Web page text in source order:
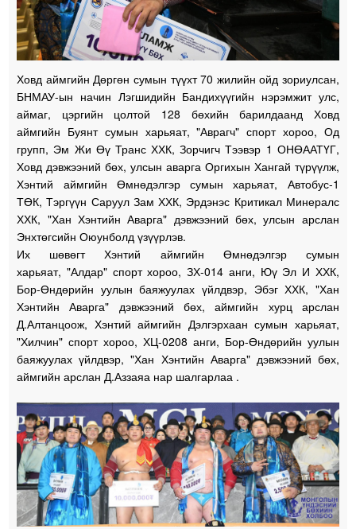
Ховд аймгийн Дөргөн сумын түүхт 70 жилийн ойд зориулсан,
БНМАУ-ын начин Лэгшидийн Бандихүүгийн нэрэмжит улс,
аймаг, цэргийн цолтой 128 бөхийн барилдаанд Ховд
аймгийн Буянт сумын харьяат, "Аврагч" спорт хороо, Од
групп, Эм Жи Өү Транс ХХК, Зорчигч Тээвэр 1 ОНӨААТҮГ,
Ховд дэвжээний бөх, улсын аварга Оргихын Хангай түрүүлж,
Хэнтий аймгийн Өмнөдэлгэр сумын харьяат, Автобус-1
ТӨК, Тэргүүн Саруул Зам ХХК, Эрдэнэс Критикал Минералс
ХХК, "Хан Хэнтийн Аварга" дэвжээний бөх, улсын арслан
Энхтөгсийн Оюунболд үзүүрлэв.
Их шөвөгт Хэнтий аймгийн Өмнөдэлгэр сумын
харьяат, "Алдар" спорт хороо, ЗХ-014 анги, Юү Эл И ХХК,
Бор-Өндөрийн уулын баяжуулах үйлдвэр, Эбэг ХХК, "Хан
Хэнтийн Аварга" дэвжээний бөх, аймгийн хурц арслан
Д.Алтанцоож, Хэнтий аймгийн Дэлгэрхаан сумын харьяат,
"Хилчин" спорт хороо, ХЦ-0208 анги, Бор-Өндөрийн уулын
баяжуулах үйлдвэр, "Хан Хэнтийн Аварга" дэвжээний бөх,
аймгийн арслан Д.Аззаяа нар шалгарлаа .